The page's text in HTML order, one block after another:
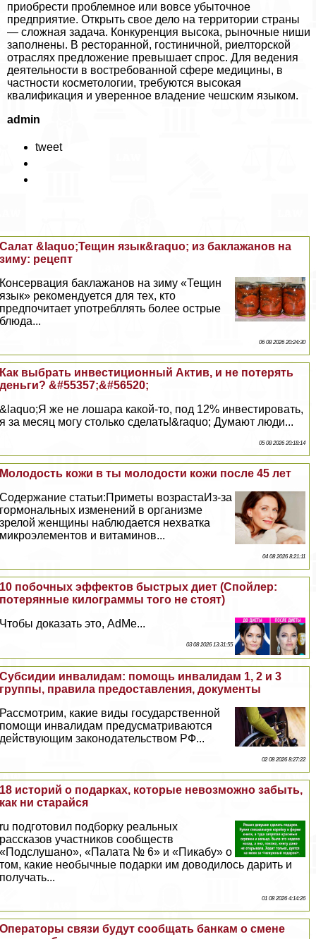
приобрести проблемное или вовсе убыточное
предприятие. Открыть свое дело на территории страны
— сложная задача. Конкуренция высока, рыночные ниши
заполнены. В ресторанной, гостиничной, риелторской
отраслях предложение превышает спрос. Для ведения
деятельности в востребованной сфере медицины, в
частности косметологии, требуются высокая
квалификация и уверенное владение чешским языком.
admin
tweet
Салат &laquo;Тещин язык&raquo; из баклажанов на
зиму: рецепт
Консервация баклажанов на зиму «Тещин
язык» рекомендуется для тех, кто
предпочитает употрeбллять более острые
блюда...
06 08 2026 20:24:30
Как выбрать инвестиционный Актив, и не потерять
деньги? &#55357;&#56520;
&laquo;Я же не лошара какой-то, под 12% инвестировать,
я за месяц могу столько сделать!&raquo; Думают люди...
05 08 2026 20:18:14
Молодость кожи в ты молодости кожи после 45 лет
Содержание статьи:Приметы возрастаИз-за
гормональных изменений в организме
зрелой женщины наблюдается нехватка
микроэлементов и витаминов...
04 08 2026 8:21:11
10 побочных эффектов быстрых диет (Спойлер:
потерянные килограммы того не стоят)
Чтобы доказать это, AdMe...
03 08 2026 13:31:55
Субсидии инвалидам: помощь инвалидам 1, 2 и 3
группы, правила предоставления, документы
Рассмотрим, какие виды государственной
помощи инвалидам предусматриваются
действующим законодательством РФ...
02 08 2026 8:27:22
18 историй о подарках, которые невозможно забыть,
как ни старайся
ru подготовил подборку реальных
рассказов участников сообществ
«Подслушано», «Палата № 6» и «Пикабу» о
том, какие необычные подарки им доводилось дарить и
получать...
01 08 2026 4:14:26
Операторы связи будут сообщать банкам о смене